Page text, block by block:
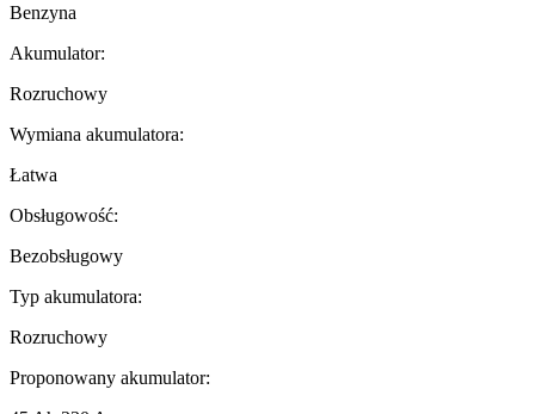
Benzyna
Akumulator:
Rozruchowy
Wymiana akumulatora:
Łatwa
Obsługowość:
Bezobsługowy
Typ akumulatora:
Rozruchowy
Proponowany akumulator: